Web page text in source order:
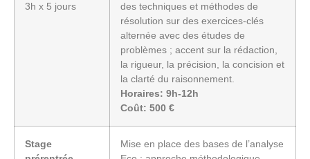
3h x 5 jours
des techniques et méthodes de
résolution sur des exercices-clés
alternée avec des études de
problèmes ; accent sur la rédaction,
la rigueur, la précision, la concision et
la clarté du raisonnement.
Horaires: 9h-12h
Coût: 500 €
Stage
Mise en place des bases de l’analyse